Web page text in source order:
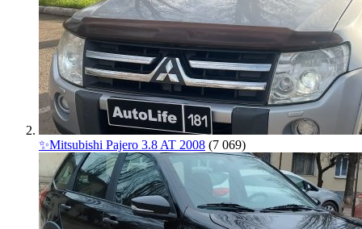
✨Mitsubishi Pajero 3.8 AT 2008 (7 069)